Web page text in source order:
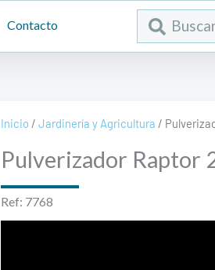
Contacto
Search
...
Inicio / Jardinería y Agricultura /
Pulverizador Raptor
Ref: 7768